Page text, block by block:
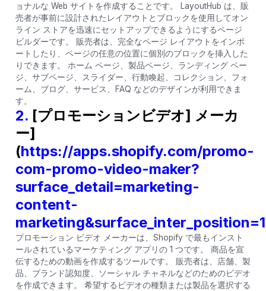
ョナルな Web サイトを作成することです。 LayoutHub は、販
売者が事前に設計されたレイアウトとブロックを使用してオン
ライン ストアを迅速にセットアップできるようにするページ
ビルダーです。 販売者は、完全なページ レイアウトをインポ
ートしたり、ページの任意の位置に個別のブロックを挿入した
りできます。 ホーム ページ、製品ページ、ランディング ペー
ジ、サブページ、スライダー、行動喚起、コレクション、フォ
ーム、ブログ、サービス、FAQ などのデザインが利用できま
す。
2. [プロモーションビデオ] メーカ
ー]
(https://apps.shopify.com/promo-
com-promo-video-maker?
surface_detail=marketing-
content-
プロモーション ビデオ メーカーは、Shopify で最もインスト
ールされているマーケティング アプリの 1 つです。 商品を宣
伝するための動画を作成するツールです。 販売者は、店舗、製
品、ブランド認知度、ソーシャル チャネルなどのためのビデオ
を作成できます。 希望するビデオの種類または製品を選択する